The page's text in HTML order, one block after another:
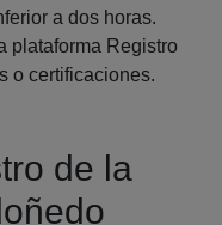
a dos horas.
plataforma Registro
o certificaciones.
de la